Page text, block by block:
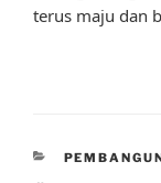
terus maju dan